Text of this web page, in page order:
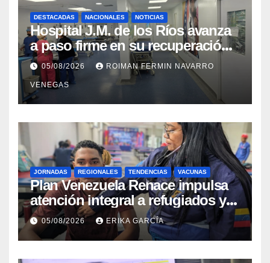
DESTACADAS NACIONALES NOTICIAS
Hospital J.M. de los Ríos avanza
a paso firme en su recuperación
tras los recientes eventos
sísmicos
05/08/2026 ROIMAN FERMIN NAVARRO
VENEGAS
JORNADAS REGIONALES TENDENCIAS VACUNAS
​Plan Venezuela Renace impulsa
atención integral a refugiados y
evaluación de vacunación en
Aragua
05/08/2026 ERIKA GARCÍA